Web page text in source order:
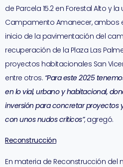
de Parcela 15.2 en Forestal Alto y
Campamento Amanecer, ambos
inicio de la pavimentación del
recuperación de la Plaza Las
proyectos habitacionales San
entre otros. “Para este 2025
en lo vial, urbano y habitacional,
inversión para concretar proyectos
con unos nudos críticos”, agregó.
Reconstrucción
En materia de Reconstrucción del